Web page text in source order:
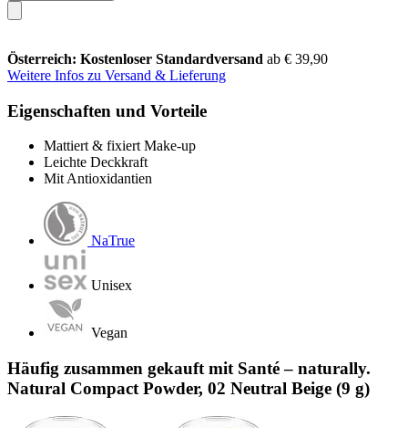
Österreich: Kostenloser Standardversand ab € 39,90
Weitere Infos zu Versand & Lieferung
Eigenschaften und Vorteile
Mattiert & fixiert Make-up
Leichte Deckkraft
Mit Antioxidantien
NaTrue
Unisex
Vegan
Häufig zusammen gekauft mit Santé – naturally.
Natural Compact Powder, 02 Neutral Beige (9 g)